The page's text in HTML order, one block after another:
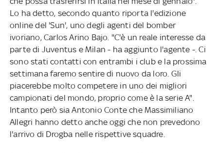
Lo ha detto, secondo quanto riporta l'edizione
online del 'Sun', uno degli agenti del bomber
ivoriano, Carlos Arino Bajo. "C'è un reale interesse da
parte di Juventus e Milan - ha aggiunto l'agente -. Ci
sono stati contatti con entrambi i club e la prossima
settimana faremo sentire di nuovo da loro. Gli
piacerebbe molto competere in uno dei migliori
campionati del mondo, proprio come è la serie A".
Intanto però sia Antonio Conte che Massimiliano
Allegri hanno detto anche oggi che non prevedono
l'arrivo di Drogba nelle rispettive squadre.